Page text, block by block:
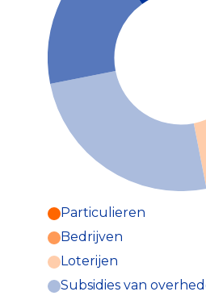
Particulieren
Deze inkomsten zijn
onderverdeeld:
Particulieren
Bedrijven
Loterijen
Subsidies van